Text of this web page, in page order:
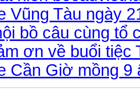
Vũng Tàu ngày
bồ câu cùng tổ
ơn về buổi tiệc
Cần Giờ mồng 9